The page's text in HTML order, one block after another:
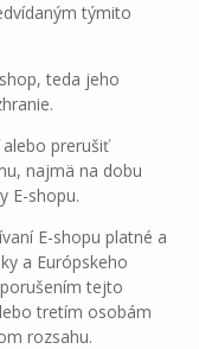
týmito
teda jeho
prerušiť
najmä na dobu
E-shopu.
E-shopu platné a
a Európskeho
tejto
tretím osobám
rozsahu.